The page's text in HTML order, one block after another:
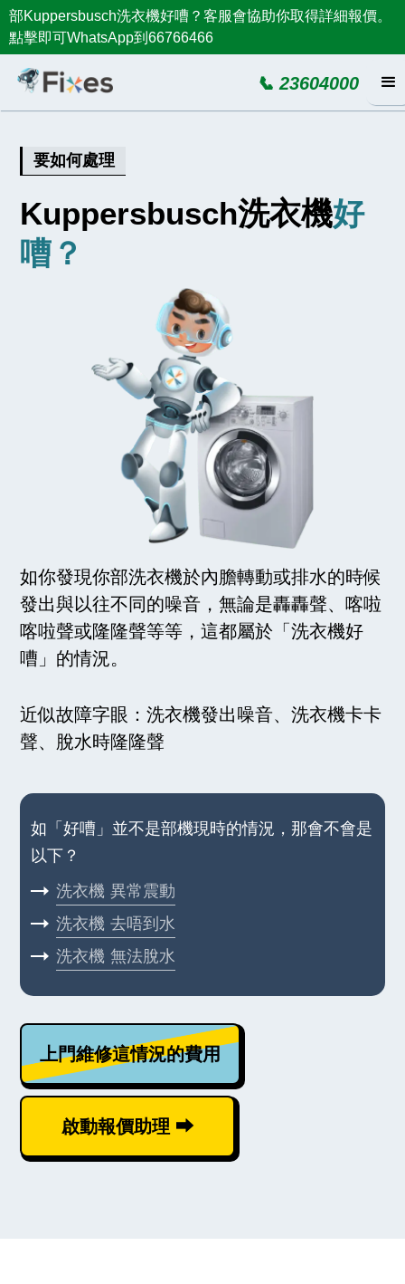
部Kuppersbusch洗衣機好嘈？客服會協助你取得詳細報價。
點擊即可WhatsApp到66766466
📞 23604000
要如何處理
Kuppersbusch洗衣機好
嘈？
如你發現你部洗衣機於內膽轉動或排水的時候
發出與以往不同的噪音，無論是轟轟聲、喀啦
喀啦聲或隆隆聲等等，這都屬於「洗衣機好
嘈」的情況。
近似故障字眼：洗衣機發出噪音、洗衣機卡卡
聲、脫水時隆隆聲
如「好嘈」並不是部機現時的情況，那會不會是
以下？
洗衣機 異常震動
洗衣機 去唔到水
洗衣機 無法脫水
上門維修這情況的費用
啟動報價助理 ⮕